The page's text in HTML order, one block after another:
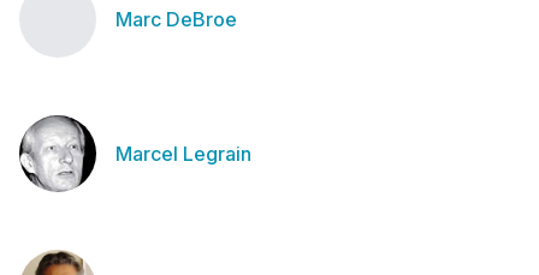
Marc DeBroe
Marcel Legrain